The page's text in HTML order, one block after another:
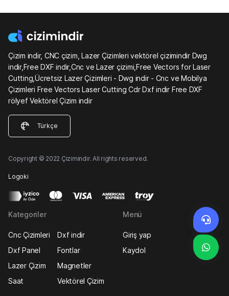
Çizim indir, CNC çizim, Lazer Çizimleri vektörel çizimindir Dwg
indir,Free DXF indir,Cnc ve Lazer çizimi,Free Vectors for Laser
Cutting,Ücretsiz Lazer Çizimleri - Dwg indir - Cnc ve Mobilya
Çizimleri Free Vectors Laser Cutting Cdr Dxf indir Free DXF
rölyef Vektörel Çizim indir
Türkçe
Copyright © 2022 Çizimindir. All rights reserved.
Logoki
Kategoriler
Cnc Çizimleri
Dxf indir
Dxf Panel
Fontlar
Lazer Çizim
Magnetler
Saat
Vektörel Çizim
Menü
Giriş yap
Kaydol